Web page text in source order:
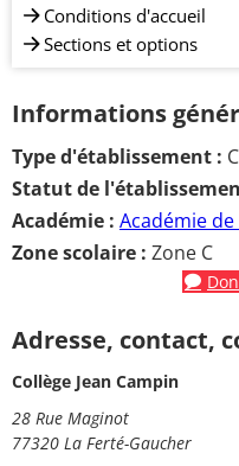
Conditions d'accueil
Sections et options
Informations
Type d'établissement :
Statut de
Académie : Académie
Zone scolaire : Zone C
Adresse, contact,
Collège Jean Campin
28 Rue Maginot
77320 La Ferté-Gaucher